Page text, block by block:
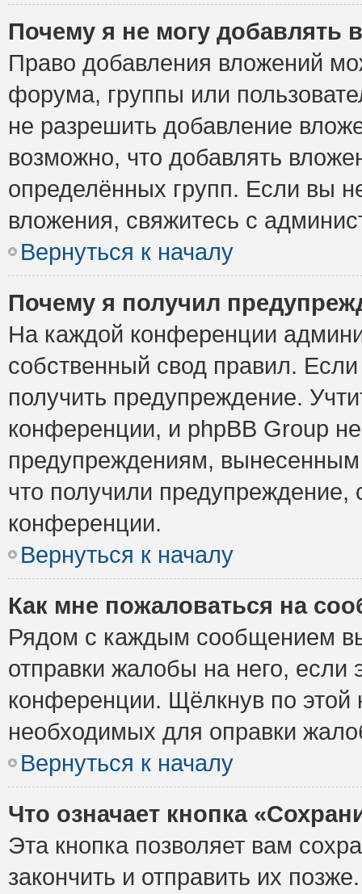
Почему я не могу добавлять
Право добавления вложений
форума, группы или
не разрешить добавление
возможно, что добавлять
определённых групп. Если вы
вложения, свяжитесь с
Вернуться к началу
Почему я получил
На каждой конференции
собственный свод правил.
получить предупреждение.
конференции, и phpBB Group
предупреждениям,
что получили предупреждение,
конференции.
Вернуться к началу
Как мне пожаловаться на
Рядом с каждым сообщением
отправки жалобы на него,
конференции. Щёлкнув по этой
необходимых для оправки
Вернуться к началу
Что означает кнопка
Эта кнопка позволяет вам
закончить и отправить их